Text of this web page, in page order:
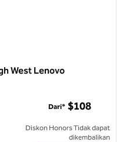
West Lenovo
Dari* $108
Diskon Honors Tidak dapat
dikembalikan